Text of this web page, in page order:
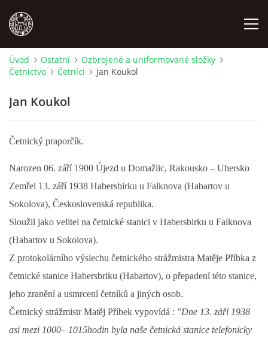
MÍSTOPIS
NÁRODOPIS
OSOBNOSTI
OSTATNÍ
ODKAZY
O NÁS
DŮL NA SLÍDU (NA KOLE)
Úvod Ostatní
Ozbrojené a uniformované složky
Četnictvo
Četníci Jan Koukol
Jan Koukol
Četnický praporčík.
Narozen 06. září 1900 Újezd u Domažlic, Rakousko – Uhersko
Zemřel 13. září 1938 Habersbirku u Falknova (Habartov u
Sokolova), Československá republika.
Sloužil jako velitel na četnické stanici v Habersbirku u Falknova
(Habartov u Sokolova).
Z protokolárního výslechu četnického strážmistra Matěje Příbka z
četnické stanice Habersbriku (Habartov), o přepadení této stanice,
jeho zranění a usmrcení četníků a jiných osob.
Četnický strážmistr Matěj Příbek vypovídá : "Dne 13. září 1938
asi mezi 1000– 1015hodin byla naše četnická stanice telefonicky